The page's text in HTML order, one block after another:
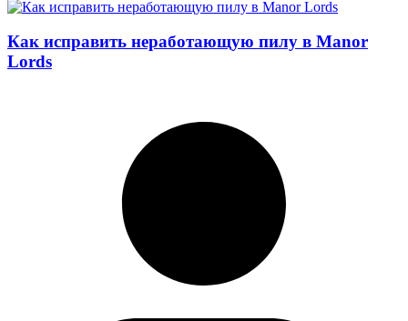
Как исправить неработающую пилу в Manor
Lords